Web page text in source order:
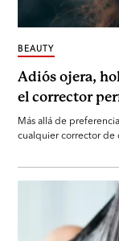
Adiós ojera,
el corrector
BEAUTY
Más allá de
cualquier corrector de